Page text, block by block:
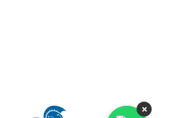
×